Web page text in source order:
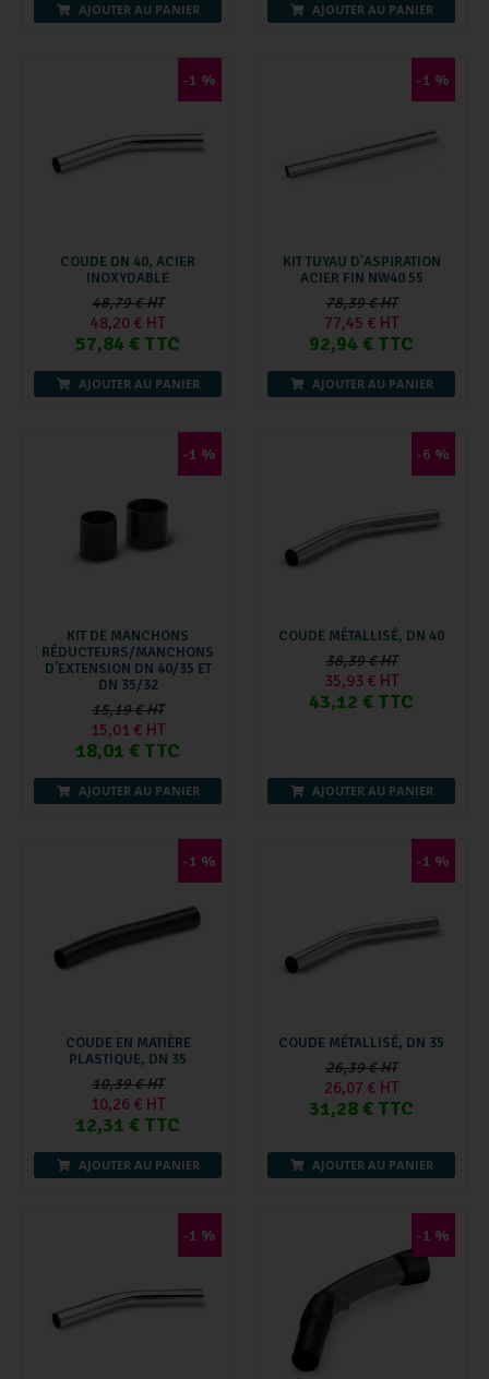
AJOUTER AU PANIER AJOUTER AU PANIER
-1 %
COUDE DN 40, ACIER
INOXYDABLE
48,79 € HT
48,20 € HT
57,84 € TTC
AJOUTER AU PANIER
-1 %
KIT TUYAU D'ASPIRATION
ACIER FIN NW40 55
78,39 € HT
77,45 € HT
92,94 € TTC
AJOUTER AU PANIER
-1 %
KIT DE MANCHONS
RÉDUCTEURS/MANCHONS
D’EXTENSION DN 40/35 ET
DN 35/32
15,19 € HT
15,01 € HT
18,01 € TTC
AJOUTER AU PANIER
-6 %
COUDE MÉTALLISÉ, DN 40
38,39 € HT
35,93 € HT
43,12 € TTC
AJOUTER AU PANIER
-1 %
COUDE EN MATIÈRE
PLASTIQUE, DN 35
10,39 € HT
10,26 € HT
12,31 € TTC
AJOUTER AU PANIER
-1 %
COUDE MÉTALLISÉ, DN 35
26,39 € HT
26,07 € HT
31,28 € TTC
AJOUTER AU PANIER
-1 % -1 %